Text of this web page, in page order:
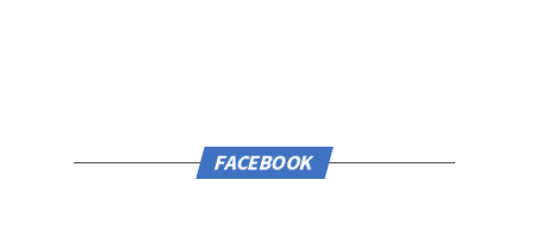
FACEBOOK